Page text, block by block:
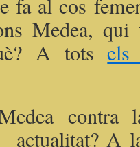
fa al cos
Medea, qui
A totsels
contra
actualitat? A